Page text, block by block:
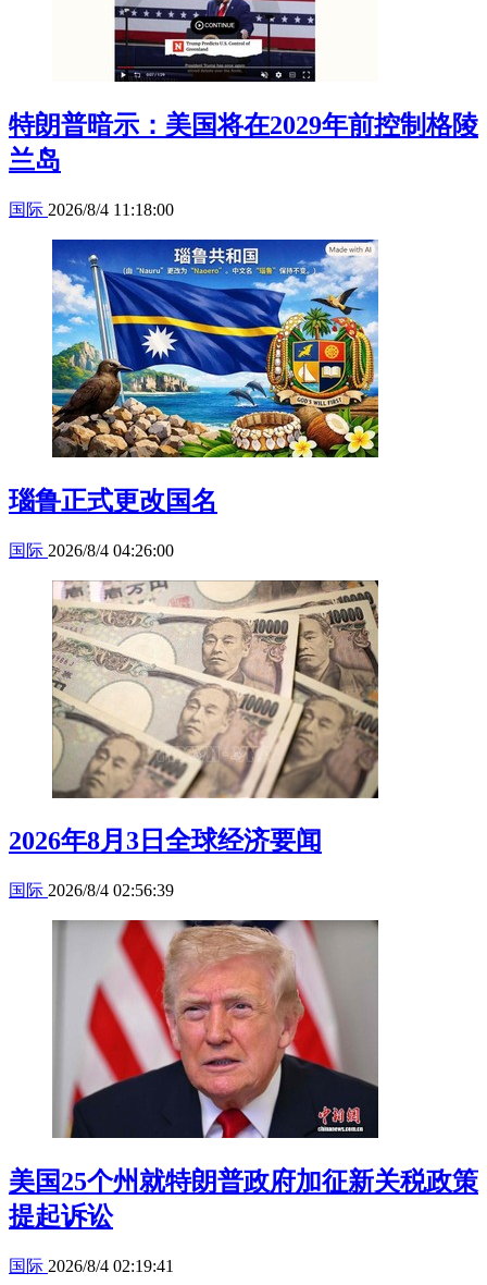
特朗普暗示：美国将在2029年前控制格陵
兰岛
国际 2026/8/4 11:18:00
瑙鲁正式更改国名
国际 2026/8/4 04:26:00
2026年8月3日全球经济要闻
国际 2026/8/4 02:56:39
美国25个州就特朗普政府加征新关税政策
提起诉讼
国际 2026/8/4 02:19:41